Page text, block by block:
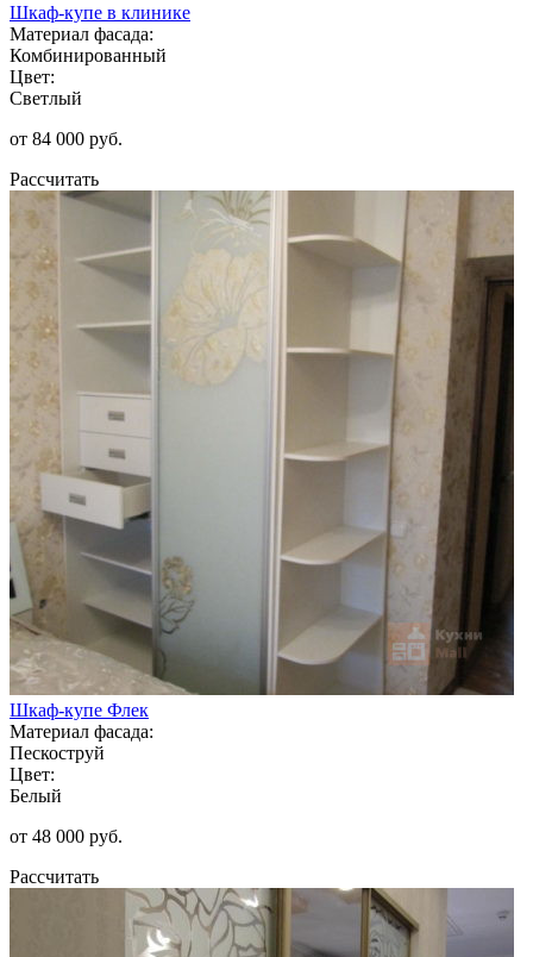
Шкаф-купе в клинике
Материал фасада:
Комбинированный
Цвет:
Светлый
от 84 000 руб.
Рассчитать
Шкаф-купе Флек
Материал фасада:
Пескоструй
Цвет:
Белый
от 48 000 руб.
Рассчитать